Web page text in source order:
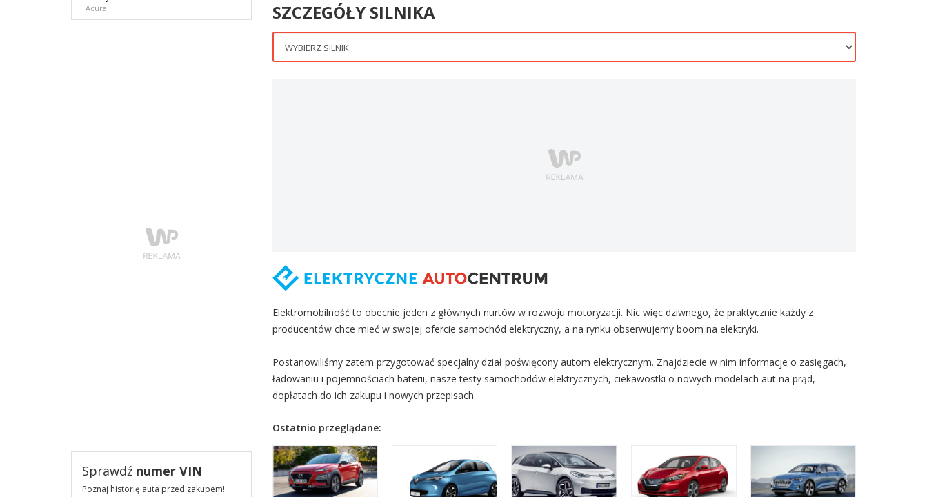
SZCZEGÓŁY SILNIKA
Elektromobilność to obecnie jeden z głównych nurtów w rozwoju motoryzacji. Nic więc dziwnego, że praktycznie każdy z
producentów chce mieć w swojej ofercie samochód elektryczny, a na rynku obserwujemy boom na elektryki.
Postanowiliśmy zatem przygotować specjalny dział poświęcony autom elektrycznym. Znajdziecie w nim informacje o zasięgach,
ładowaniu i pojemnościach baterii, nasze testy samochodów elektrycznych, ciekawostki o nowych modelach aut na prąd,
dopłatach do ich zakupu i nowych przepisach.
Ostatnio przeglądane:
Acura
Sprawdź numer VIN
Poznaj historię auta przed zakupem!